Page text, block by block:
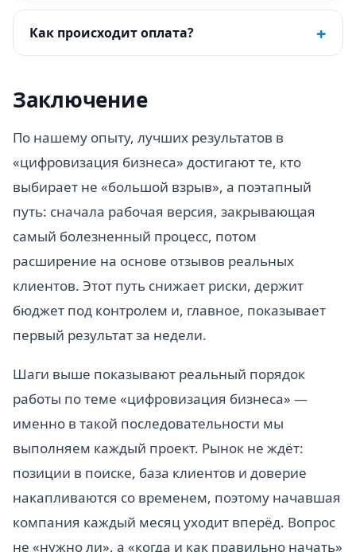
Как происходит оплата? +
Заключение
По нашему опыту, лучших результатов в
«цифровизация бизнеса» достигают те, кто
выбирает не «большой взрыв», а поэтапный
путь: сначала рабочая версия, закрывающая
самый болезненный процесс, потом
расширение на основе отзывов реальных
клиентов. Этот путь снижает риски, держит
бюджет под контролем и, главное, показывает
первый результат за недели.
Шаги выше показывают реальный порядок
работы по теме «цифровизация бизнеса» —
именно в такой последовательности мы
выполняем каждый проект. Рынок не ждёт:
позиции в поиске, база клиентов и доверие
накапливаются со временем, поэтому начавшая
компания каждый месяц уходит вперёд. Вопрос
не «нужно ли», а «когда и как правильно начать»